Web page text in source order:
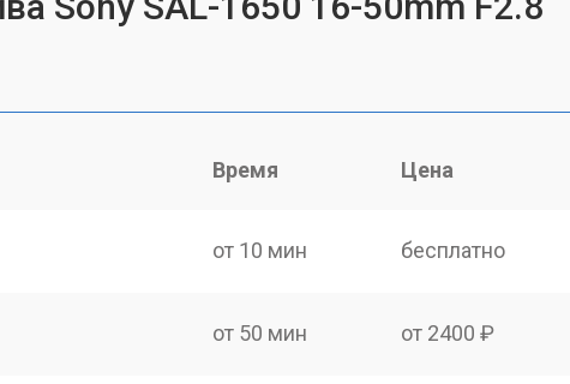
Время Цена
от 10 мин бесплатно
от 50 мин от 2400 ₽